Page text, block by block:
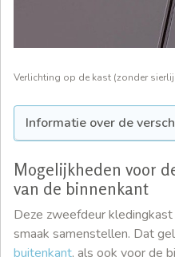
Verlichting op de kast (zonder
Informatie over de
Mogelijkheden voor
van de binnenkant
Deze zweefdeur
smaak samenstellen. Dat
buitenkant, als ook voor de